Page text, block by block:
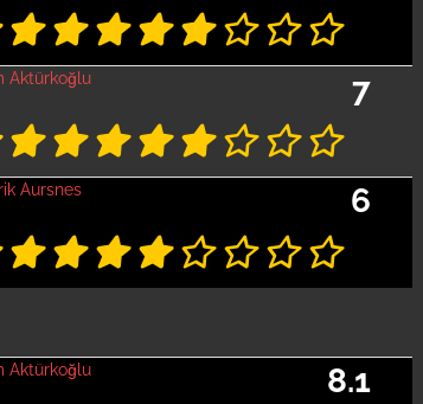
Aktürkoğlu 7
Aursnes 6
Aktürkoğlu 8.1